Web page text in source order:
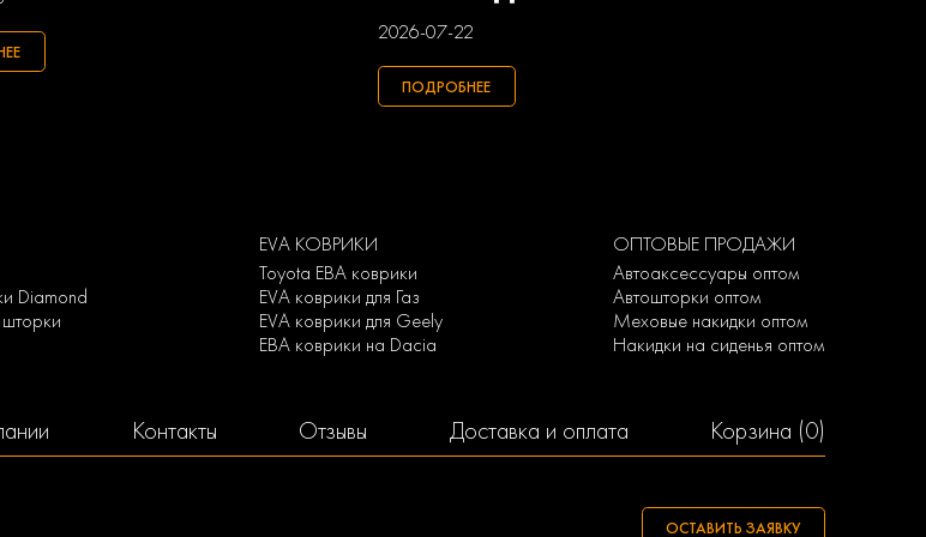
2026-07-22
ПОДРОБНЕЕ
Diamond
EVA КОВРИКИ
Toyota ЕВА коврики
EVA коврики для Газ
EVA коврики для Geely
ЕВА коврики на Dacia
ОПТОВЫЕ ПРОДАЖИ
Автоаксессуары оптом
Автошторки оптом
Меховые накидки оптом
Накидки на сиденья оптом
Контакты Отзывы Доставка и оплата Корзина (0)
ОСТАВИТЬ ЗАЯВКУ